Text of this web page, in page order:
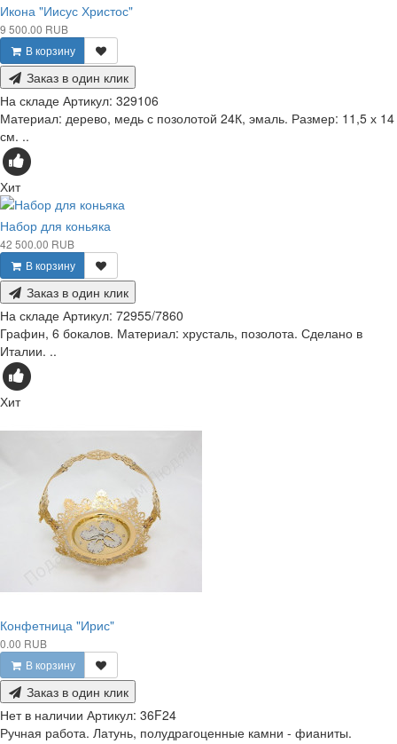
Икона "Иисус Христос"
9 500.00 RUB
В корзину
Заказ в один клик
На складе Артикул: 329106
Материал: дерево, медь с позолотой 24К, эмаль. Размер: 11,5 х 14
см. ..
Хит
Набор для коньяка
42 500.00 RUB
В корзину
Заказ в один клик
На складе Артикул: 72955/7860
Графин, 6 бокалов. Материал: хрусталь, позолота. Сделано в
Италии. ..
Хит
Конфетница "Ирис"
0.00 RUB
В корзину
Заказ в один клик
Нет в наличии Артикул: 36F24
Ручная работа. Латунь, полудрагоценные камни - фианиты.